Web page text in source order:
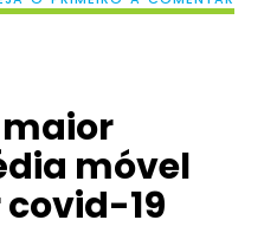
móvel
19